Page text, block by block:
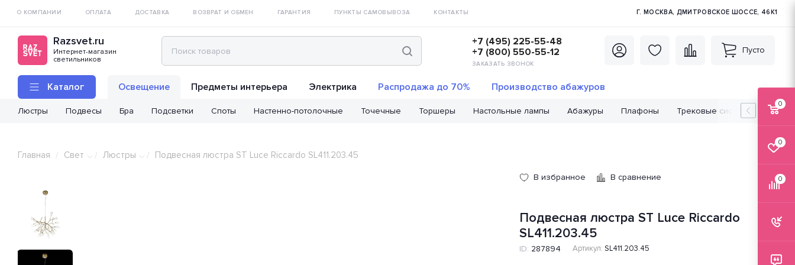
О КОМПАНИИ ОПЛАТА ДОСТАВКА ВОЗВРАТ И ОБМЕН ГАРАНТИЯ ПУНКТЫ САМОВЫВОЗА КОНТАКТЫ Г. МОСКВА, ДМИТРОВСКОЕ ШОССЕ, 46К1
Razsvet.ru
Интернет-магазин
светильников
+7 (495) 225-55-48
+7 (800) 550-55-12
ЗАКАЗАТЬ ЗВОНОК
Пусто
Каталог Освещение
Люстры Подвесы Бра Подсветки Споты Настенно-потолочные Точечные Торшеры Настольные лампы Абажуры Плафоны Трековые системы
Предметы интерьера Электрика Распродажа до 70% Производство абажуров
Главная / Свет / Люстры / Подвесная люстра ST Luce Riccardo SL411.203.45
В избранное В сравнение
Подвесная люстра ST Luce Riccardo
SL411.203.45
ID: 287894 Артикул: SL411.203.45
0
0
0